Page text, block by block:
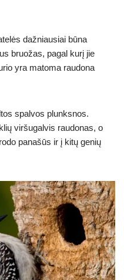
dažniausiai būna
bruožas, pagal kurį jie
yra matoma raudona
spalvos plunksnos.
viršugalvis raudonas, o
panašūs ir į kitų genių